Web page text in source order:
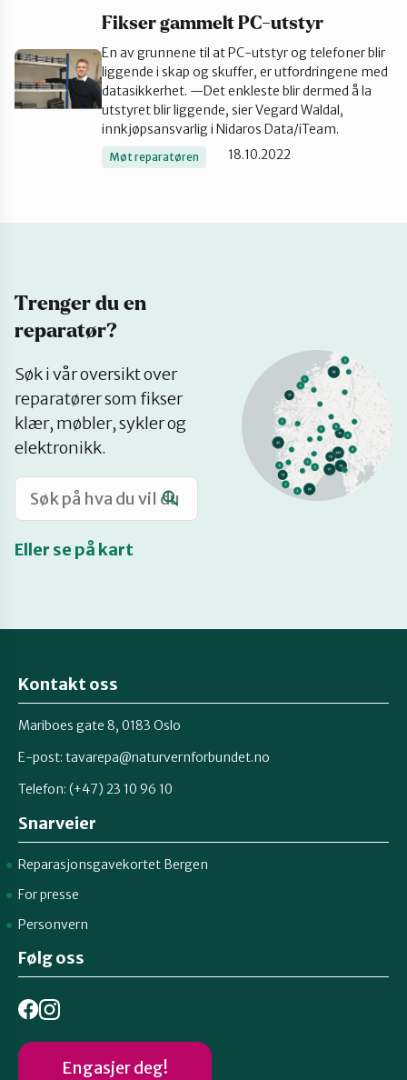
Fikser gammelt PC-utstyr
En av grunnene til at PC-utstyr og telefoner blir
liggende i skap og skuffer, er utfordringene med
datasikkerhet. —Det enkleste blir dermed å la
utstyret blir liggende, sier Vegard Waldal,
innkjøpsansvarlig i Nidaros Data/iTeam.
Møt reparatøren 18.10.2022
Trenger du en
reparatør?
Søk i vår oversikt over
reparatører som fikser
klær, møbler, sykler og
elektronikk.
Eller se på kart
på
kart
Kontakt oss
Mariboes gate 8, 0183 Oslo
E-post: tavarepa@naturvernforbundet.no
Telefon: (+47) 23 10 96 10
Snarveier
Reparasjonsgavekortet Bergen
For presse
Personvern
Følg oss
Engasjer deg!